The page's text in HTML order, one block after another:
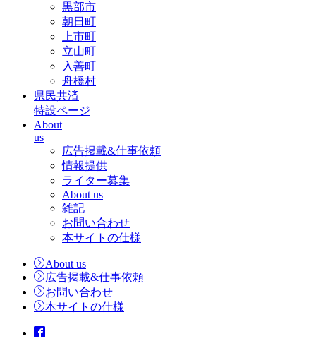
黒部市
朝日町
上市町
立山町
入善町
舟橋村
県民共済
特設ページ
About
us
広告掲載&仕事依頼
情報提供
ライター募集
About us
雑記
お問い合わせ
本サイトの仕様
About us
広告掲載&仕事依頼
お問い合わせ
本サイトの仕様